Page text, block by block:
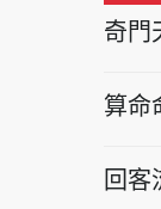
奇門
算命
回客